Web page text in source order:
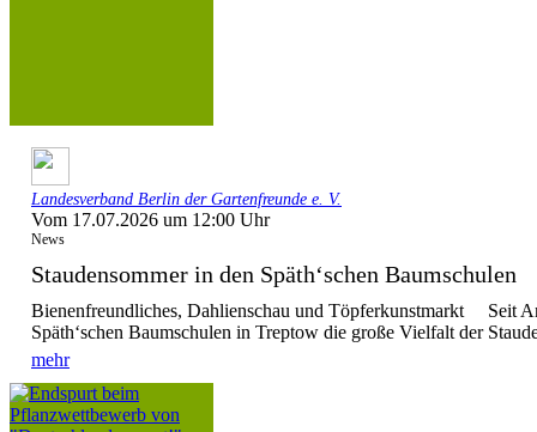
Landesverband Berlin der Gartenfreunde e. V.
Vom 17.07.2026 um 12:00 Uhr
News
Staudensommer in den Späth‘schen
Bienenfreundliches, Dahlienschau und Töpferkunstmarkt Seit
Späth‘schen Baumschulen in Treptow die große Vielfalt der
mehr